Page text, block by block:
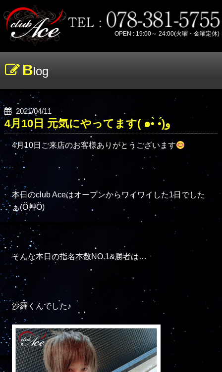
OPEN : 19:00～ 24:00(火曜・金曜定休)
Blog
2021/04/11
4月10日 元気にやってます( ๑•̀ •́)و
4月10日ご来店のお客様ありがとうございます
本日のclub Aceはオープンからワイワイした1日でした
ぁ(Ŏ艸Ŏ)
そんな本日の指名本数NO.1&勝者は…
沙羅くんでした♪